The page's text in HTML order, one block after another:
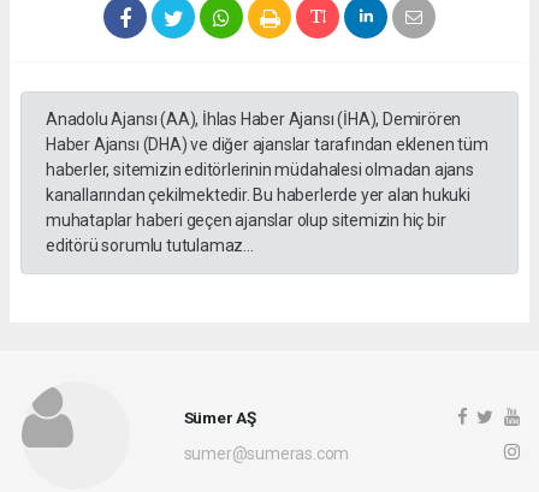
Anadolu Ajansı (AA), İhlas Haber Ajansı (İHA), Demirören
Haber Ajansı (DHA) ve diğer ajanslar tarafından eklenen tüm
haberler, sitemizin editörlerinin müdahalesi olmadan ajans
kanallarından çekilmektedir. Bu haberlerde yer alan hukuki
muhataplar haberi geçen ajanslar olup sitemizin hiç bir
editörü sorumlu tutulamaz...
Sümer AŞ
sumer@sumeras.com